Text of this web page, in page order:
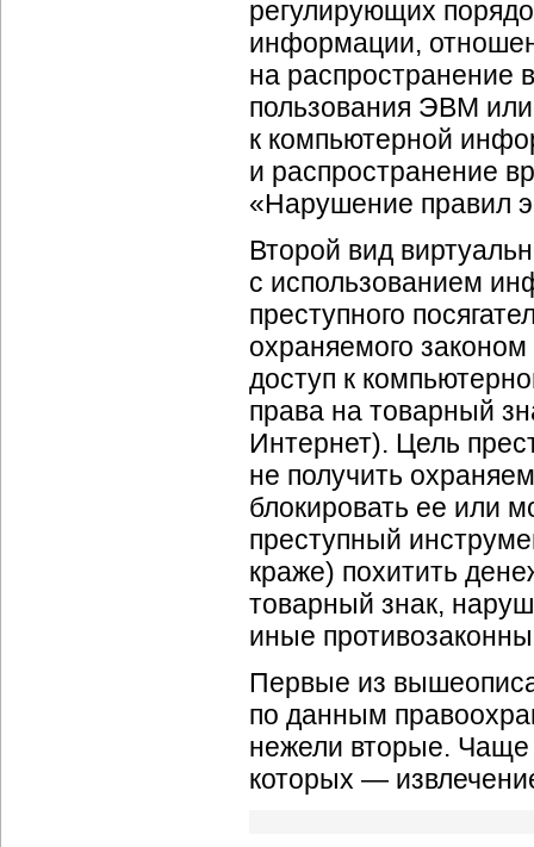
регулирующих
информации,
на распространение
пользования ЭВМ
к компьютерной
и распространение
«Нарушение правил
Второй вид
с использованием
преступного
охраняемого
доступ к
права на товарный
Интернет). Цель
не получить
блокировать ее или
преступный
краже) похитить
товарный знак,
иные
Первые из
по данным
нежели вторые.
которых —